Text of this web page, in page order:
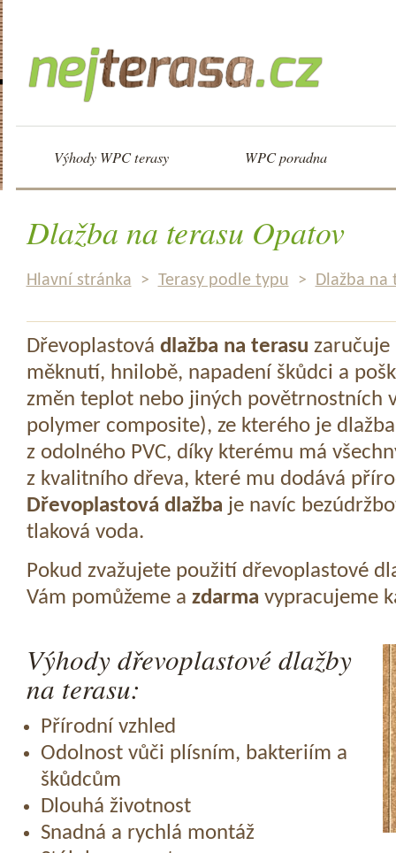
Výhody WPC terasy WPC poradna
Dlažba na terasu Opatov
Hlavní stránka > Terasy podle typu > Dlažba na
Dřevoplastová dlažba na terasu zaručuje
měknutí, hnilobě, napadení škůdci a
změn teplot nebo jiných povětrnostních
polymer composite), ze kterého je
z odolného PVC, díky kterému má
z kvalitního dřeva, které mu dodává
Dřevoplastová dlažba je navíc
tlaková voda.
Pokud zvažujete použití dřevoplastové
Vám pomůžeme a zdarma vypracujeme
Výhody dřevoplastové dlažby
na terasu:
Přírodní vzhled
Odolnost vůči plísním, bakteriím a
škůdcům
Dlouhá životnost
Snadná a rychlá montáž